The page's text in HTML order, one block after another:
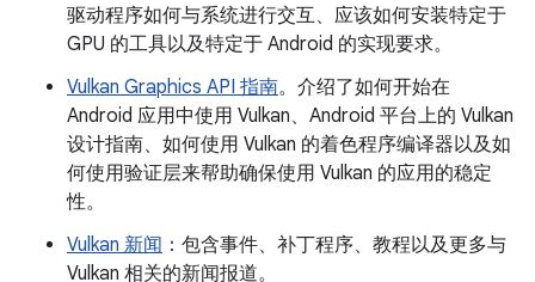
驱动程序如何与系统进行交互、应该如何安装特定于
GPU 的工具以及特定于 Android 的实现要求。
Vulkan Graphics API 指南。介绍了如何开始在
Android 应用中使用 Vulkan、Android 平台上的 Vulkan
设计指南、如何使用 Vulkan 的着色程序编译器以及如
何使用验证层来帮助确保使用 Vulkan 的应用的稳定
性。
Vulkan 新闻 ：包含事件、补丁程序、教程以及更多与
Vulkan 相关的新闻报道。